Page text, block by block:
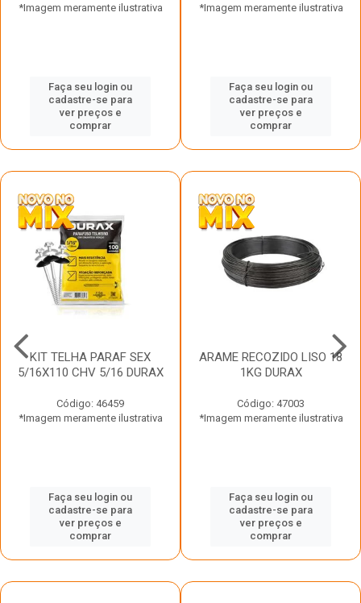
*Imagem meramente ilustrativa
Faça seu login ou
cadastre-se para
ver preços e
comprar
*Imagem meramente ilustrativa
Faça seu login ou
cadastre-se para
ver preços e
comprar
KIT TELHA PARAF SEX
5/16X110 CHV 5/16 DURAX
Código: 46459
*Imagem meramente ilustrativa
Faça seu login ou
cadastre-se para
ver preços e
comprar
ARAME RECOZIDO LISO 18
1KG DURAX
Código: 47003
*Imagem meramente ilustrativa
Faça seu login ou
cadastre-se para
ver preços e
comprar